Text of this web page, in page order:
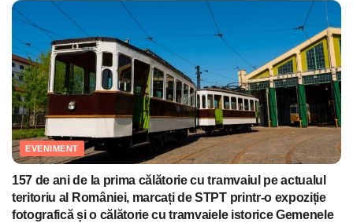
EVENIMENT
157 de ani de la prima călătorie cu tramvaiul pe actualul
teritoriu al României, marcați de STPT printr-o expoziție
fotografică și o călătorie cu tramvaiele istorice Gemenele